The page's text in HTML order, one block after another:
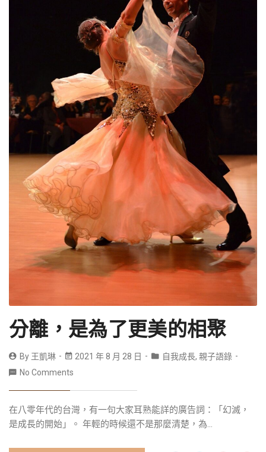
分離，是為了更美的相聚
By 王凱琳 2021 年 8 月 28 日 自我成長, 親子語錄
No Comments
在八零年代的台灣，有一句大家耳熟能詳的廣告詞：「幻滅，
是成長的開始」。 年輕的時候還不是那麼清楚，為...